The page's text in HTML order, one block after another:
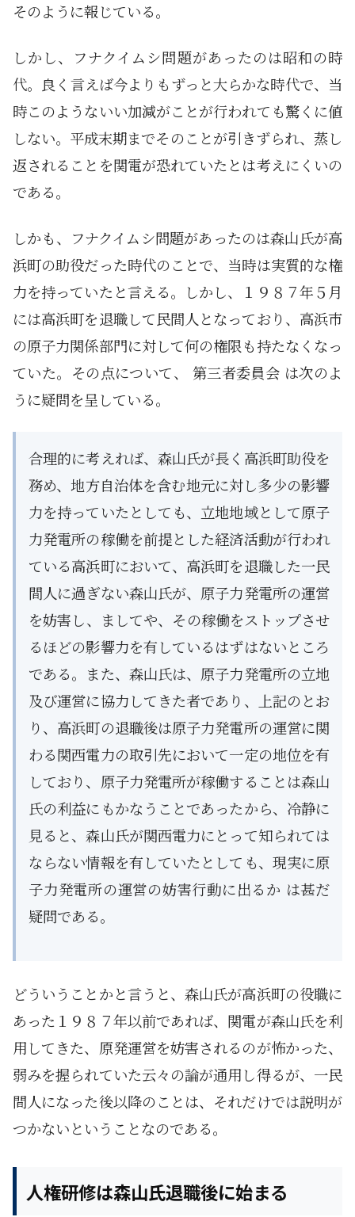
そのように報じている。
しかし、フナクイムシ問題があったのは昭和の時
代。良く言えば今よりもずっと大らかな時代で、当
時このようないい加減がことが行われても驚くに値
しない。平成末期までそのことが引きずられ、蒸し
返されることを関電が恐れていたとは考えにくいの
である。
しかも、フナクイムシ問題があったのは森山氏が高
浜町の助役だった時代のことで、当時は実質的な権
力を持っていたと言える。しかし、１９８７年５月
には高浜町を退職して民間人となっており、高浜市
の原子力関係部門に対して何の権限も持たなくなっ
ていた。その点について、 第三者委員会 は次のよ
うに疑問を呈している。
合理的に考えれば、森山氏が長く高浜町助役を
務め、地方自治体を含む地元に対し多少の影響
力を持っていたとしても、立地地域として原子
力発電所の稼働を前提とした経済活動が行われ
ている高浜町において、高浜町を退職した一民
間人に過ぎない森山氏が、原子力発電所の運営
を妨害し、ましてや、その稼働をストップさせ
るほどの影響力を有しているはずはないところ
である。また、森山氏は、原子力発電所の立地
及び運営に協力してきた者であり、上記のとお
り、高浜町の退職後は原子力発電所の運営に関
わる関西電力の取引先において一定の地位を有
しており、原子力発電所が稼働することは森山
氏の利益にもかなうことであったから、冷静に
見ると、森山氏が関西電力にとって知られては
ならない情報を有していたとしても、現実に原
子力発電所の運営の妨害行動に出るか は甚だ
疑問である。
どういうことかと言うと、森山氏が高浜町の役職に
あった１９８７年以前であれば、関電が森山氏を利
用してきた、原発運営を妨害されるのが怖かった、
弱みを握られていた云々の論が通用し得るが、一民
間人になった後以降のことは、それだけでは説明が
つかないということなのである。
人権研修は森山氏退職後に始まる